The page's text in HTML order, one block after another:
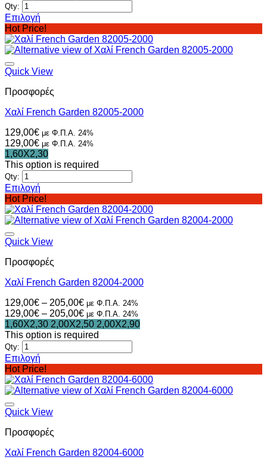
Qty:
Επιλογή
Αυτό
το
προϊόν
έχει
πολλαπλές
Οι
μπορούν
επιλεγούν
στη
σελίδα
του
προϊόντος
Hot Price!
Quick View
Προσφορές
Χαλί French Garden 82005-2000
129,00€ με Φ.Π.Α. 24%
129,00€ με Φ.Π.Α. 24%
1,60X2,30
This option is required
Qty:
Επιλογή
Αυτό
το
προϊόν
έχει
πολλαπλές
Οι
μπορούν
επιλεγούν
στη
σελίδα
του
προϊόντος
Hot Price!
Quick View
Προσφορές
Χαλί French Garden 82004-2000
129,00€ – 205,00€Price
range:
129,00€
through
με Φ.Π.Α. 24%
129,00€ – 205,00€Price
range:
129,00€
205,00€
με Φ.Π.Α. 24%
1,60X2,30 2,00X2,50 2,00X2,90
This option is required
Qty:
Επιλογή
Αυτό
το
προϊόν
έχει
πολλαπλές
Οι
μπορούν
Hot Price!
Quick View
Προσφορές
Χαλί French Garden 82004-6000